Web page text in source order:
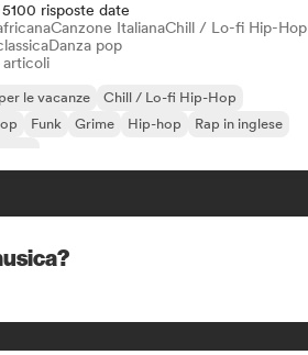
risposte date
Canzone ItalianaChill / Lo-fi Hip-Hop
Danza pop
articoli
le vacanze
Chill / Lo-fi Hip-Hop
Funk Grime Hip-hop
Rap in inglese